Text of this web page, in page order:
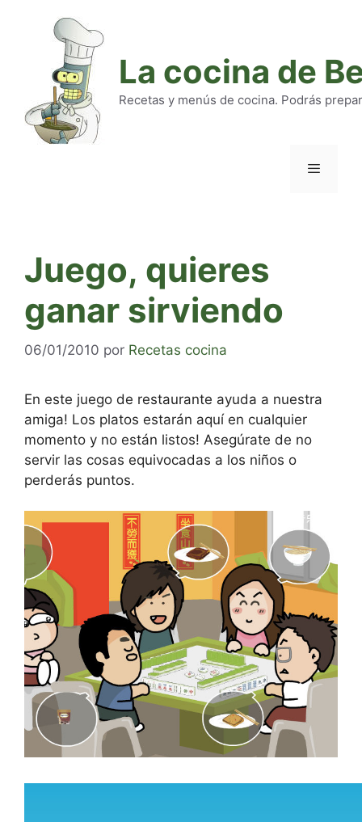
La cocina de
Recetas y menús de cocina. Podrás
Juego, quieres
ganar sirviendo
06/01/2010 por Recetas cocina
En este juego de restaurante ayuda a nuestra
amiga! Los platos estarán aquí en cualquier
momento y no están listos! Asegúrate de no
servir las cosas equivocadas a los niños o
perderás puntos.